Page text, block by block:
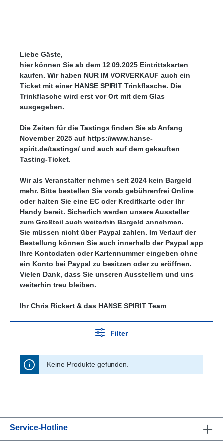
Liebe Gäste,
hier können Sie ab dem 12.09.2025 Eintrittskarten
kaufen. Wir haben NUR IM VORVERKAUF auch ein
Ticket mit einer HANSE SPIRIT Trinkflasche. Die
Trinkflasche wird erst vor Ort mit dem Glas
ausgegeben.
Die Zeiten für die Tastings finden Sie ab Anfang
November 2025 auf https://www.hanse-
spirit.de/tastings/ und auch auf dem gekauften
Tasting-Ticket.
Wir als Veranstalter nehmen seit 2024 kein Bargeld
mehr. Bitte bestellen Sie vorab gebührenfrei Online
oder halten Sie eine EC oder Kreditkarte oder Ihr
Handy bereit. Sicherlich werden unsere Aussteller
zum Großteil auch weiterhin Bargeld annehmen.
Sie müssen nicht über Paypal zahlen. Im Verlauf der
Bestellung können Sie auch innerhalb der Paypal app
Ihre Kontodaten oder Kartennummer eingeben ohne
ein Konto bei Paypal zu besitzen oder zu eröffnen.
Vielen Dank, dass Sie unseren Ausstellern und uns
weiterhin treu bleiben.
Ihr Chris Rickert & das HANSE SPIRIT Team
Filter
Keine Produkte gefunden.
Service-Hotline
Niedrige Sättigung Hohe Sättigung
Links unterstreichen Gut lesbare Schrift
Überschriften hervorheben
Großer Cursor